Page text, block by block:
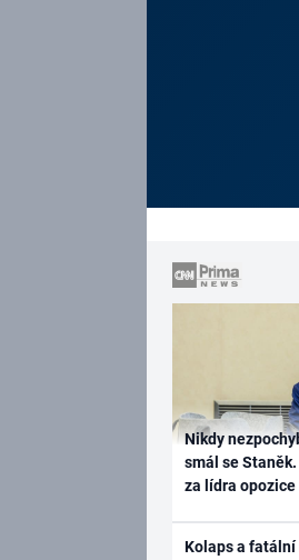
Nikdy
smál se
za lídra opozice
Kolaps a fatální